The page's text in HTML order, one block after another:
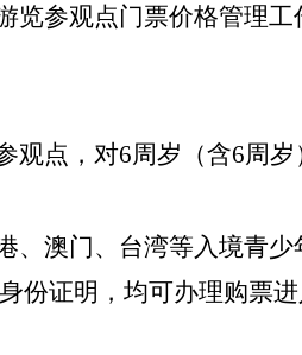
览参观点门票价格管理
点，对6周岁（含6周
、澳门、台湾等入境青
份证明，均可办理购票